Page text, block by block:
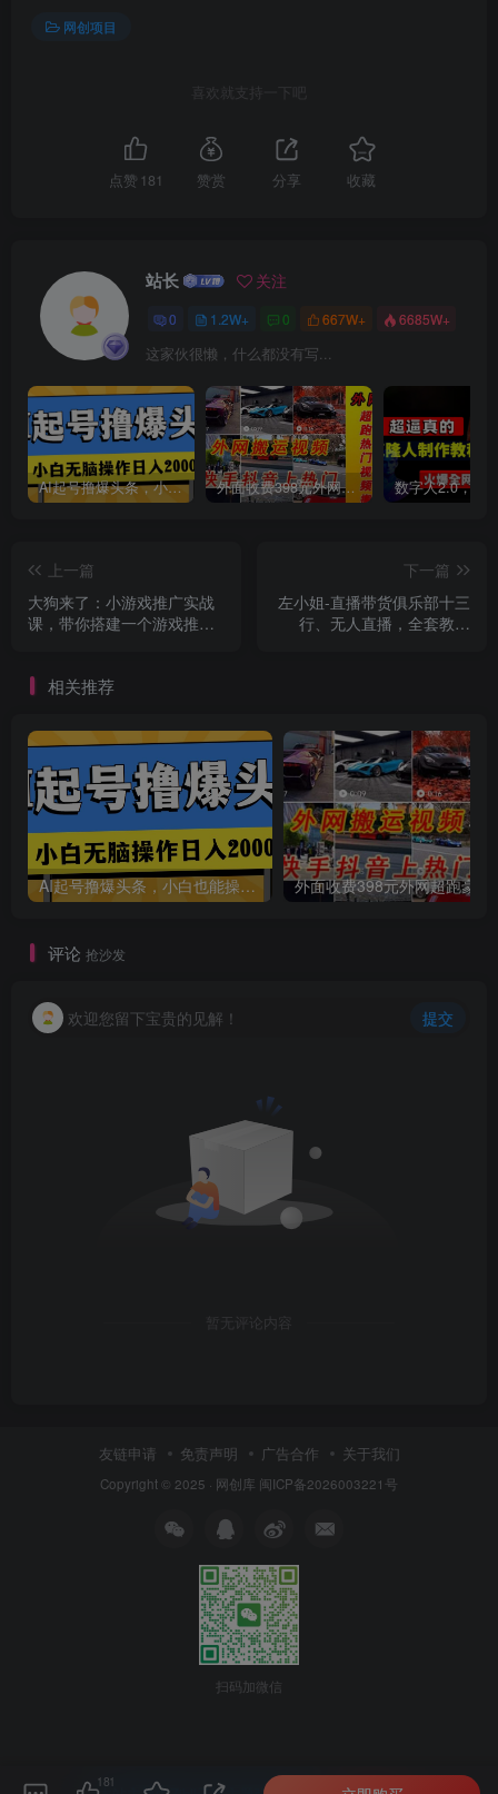
网创项目
喜欢就支持一下吧
点赞 181 赞赏 分享 收藏
站长 关注
0 1.2W+ 0 667W+ 6685W+
这家伙很懒，什么都没有写...
AI起号撸爆头条，小白也能操作，日入2000+ 外面收费398元外网超跑豪车汽车视频搬运至快手抖音上热门项目
上一篇
大狗来了：小游戏推广实战
课，带你搭建一个游戏推广
下一篇
左小姐-直播带货俱乐部十三
行、无人直播，全套教程
相关推荐
AI起号撸爆头条，小白也能操作，日入2000+
评论 抢沙发
欢迎您留下宝贵的见解！ 提交
暂无评论内容
友链申请 免责声明 广告合作 关于我们
Copyright © 2025 · 网创库 闽ICP备2026003221号
扫码加微信
181